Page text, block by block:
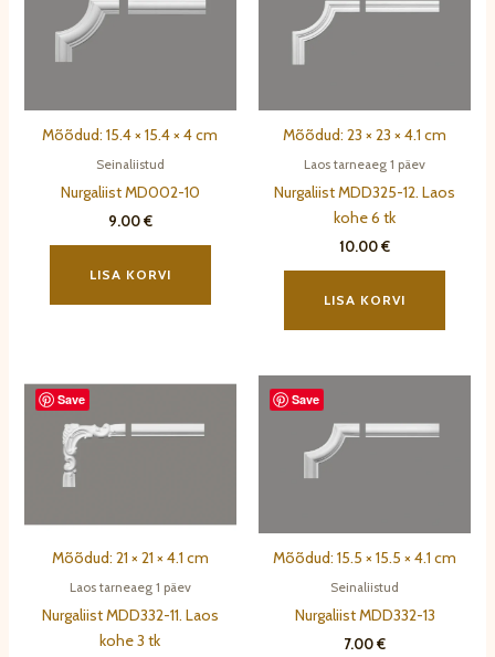
Mõõdud: 15.4 × 15.4 × 4 cm
Seinaliistud
Nurgaliist MD002-10
9.00 €
LISA KORVI
Mõõdud: 23 × 23 × 4.1 cm
Laos tarneaeg 1 päev
Nurgaliist MDD325-12. Laos
kohe 6 tk
10.00€
LISA KORVI
Save
Mõõdud: 21 × 21 × 4.1 cm
Laos tarneaeg 1 päev
Nurgaliist MDD332-11. Laos
kohe 3 tk
Save
Mõõdud: 15.5 × 15.5 × 4.1 cm
Seinaliistud
Nurgaliist MDD332-13
7.00€